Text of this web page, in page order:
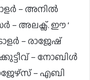
– അനിൽ
– അലക്സ്. ഈ ‘
– രാജേഷ്
– നോബിൾ
– എബി